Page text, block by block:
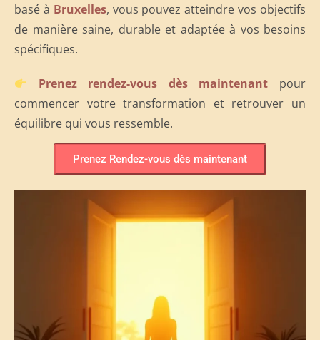
basé à Bruxelles, vous pouvez atteindre vos objectifs
de manière saine, durable et adaptée à vos besoins
spécifiques.
Prenez rendez-vous dès maintenant pour
commencer votre transformation et retrouver un
équilibre qui vous ressemble.
Prenez Rendez-vous dès maintenant